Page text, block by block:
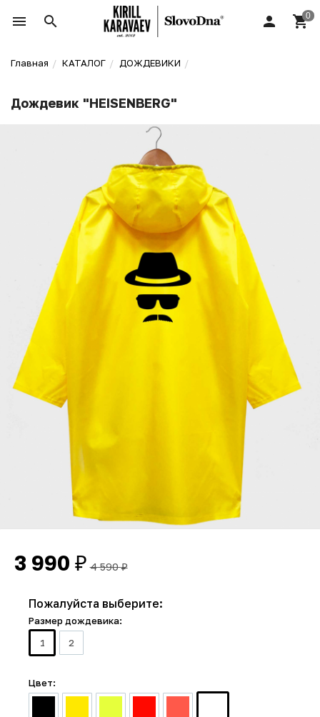
Главная КАТАЛОГ ДОЖДЕВИКИ
Дождевик "HEISENBERG"
3 990 ₽ 4 590₽
Пожалуйста выберите:
Размер дождевика:
1
2
Цвет: